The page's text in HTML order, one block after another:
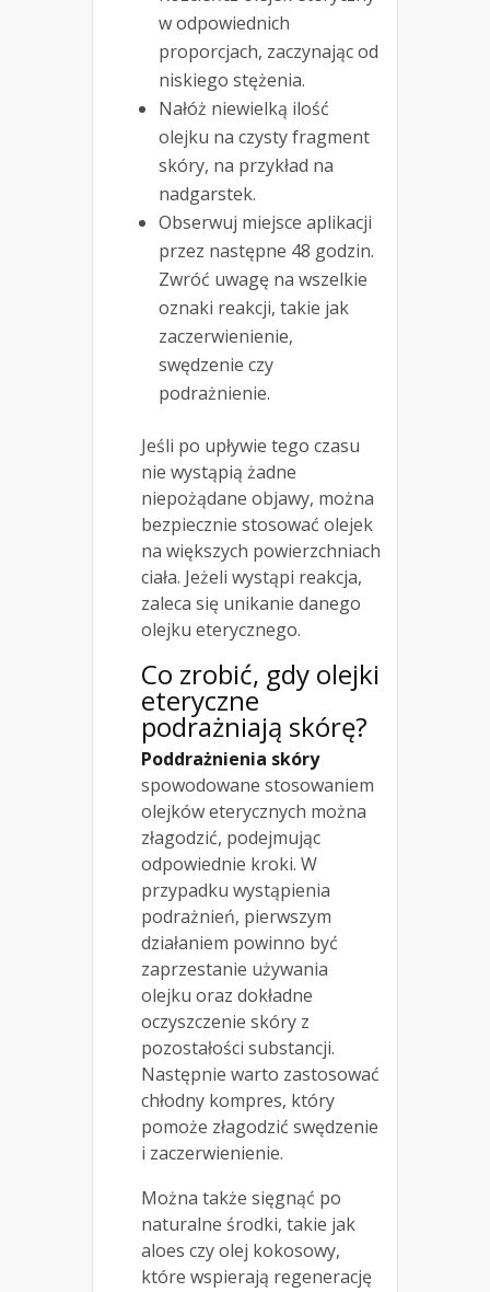
w odpowiednich
proporcjach, zaczynając od
niskiego stężenia.
Nałóż niewielką ilość
olejku na czysty fragment
skóry, na przykład na
nadgarstek.
Obserwuj miejsce aplikacji
przez następne 48 godzin.
Zwróć uwagę na wszelkie
oznaki reakcji, takie jak
zaczerwienienie,
swędzenie czy
podrażnienie.
Jeśli po upływie tego czasu
nie wystąpią żadne
niepożądane objawy, można
bezpiecznie stosować olejek
na większych powierzchniach
ciała. Jeżeli wystąpi reakcja,
zaleca się unikanie danego
olejku eterycznego.
Co zrobić, gdy olejki
eteryczne
podrażniają skórę?
Poddrażnienia skóry
spowodowane stosowaniem
olejków eterycznych można
złagodzić, podejmując
odpowiednie kroki. W
przypadku wystąpienia
podrażnień, pierwszym
działaniem powinno być
zaprzestanie używania
olejku oraz dokładne
oczyszczenie skóry z
pozostałości substancji.
Następnie warto zastosować
chłodny kompres, który
pomoże złagodzić swędzenie
i zaczerwienienie.
Można także sięgnąć po
naturalne środki, takie jak
aloes czy olej kokosowy,
które wspierają regenerację